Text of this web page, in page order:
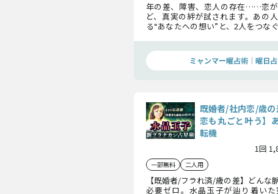
年の差、障害、恋人の存在……恋
ど、真実の絆が試されます。あの
る“あなたへの想い”と、2人をつな
ご覧ください。ミャンマー曜占術│曜日
既婚者/社内恋/歳
恋も丸ごと叶う】
転機
1回
一部無料 二人用
【既婚者/フラれ済/歳の差】どんな
必要ゼロ。水晶玉子が辿り着い